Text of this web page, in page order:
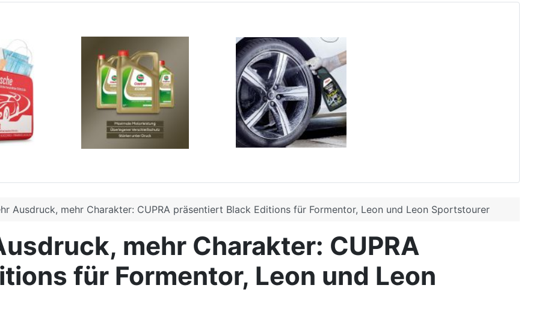
Ausdruck, mehr Charakter: CUPRA präsentiert Black Editions für Formentor, Leon und Leon Sportstourer
mehr Charakter: CUPRA
für Formentor, Leon und Leon